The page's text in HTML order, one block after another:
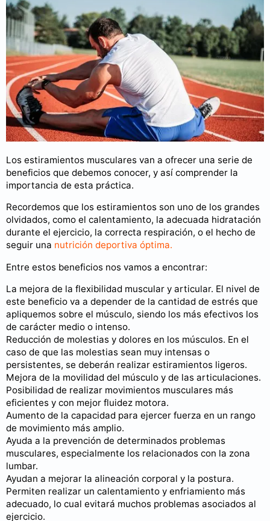
Los estiramientos musculares van a ofrecer una serie de
beneficios que debemos conocer, y así comprender la
importancia de esta práctica.
Recordemos que los estiramientos son uno de los grandes
olvidados, como el calentamiento, la adecuada hidratación
durante el ejercicio, la correcta respiración, o el hecho de
seguir una nutrición deportiva óptima.
Entre estos beneficios nos vamos a encontrar:
La mejora de la flexibilidad muscular y articular. El nivel de
este beneficio va a depender de la cantidad de estrés que
apliquemos sobre el músculo, siendo los más efectivos los
de carácter medio o intenso.
Reducción de molestias y dolores en los músculos. En el
caso de que las molestias sean muy intensas o
persistentes, se deberán realizar estiramientos ligeros.
Mejora de la movilidad del músculo y de las articulaciones.
Posibilidad de realizar movimientos musculares más
eficientes y con mejor fluidez motora.
Aumento de la capacidad para ejercer fuerza en un rango
de movimiento más amplio.
Ayuda a la prevención de determinados problemas
musculares, especialmente los relacionados con la zona
lumbar.
Ayudan a mejorar la alineación corporal y la postura.
Permiten realizar un calentamiento y enfriamiento más
adecuado, lo cual evitará muchos problemas asociados al
ejercicio.